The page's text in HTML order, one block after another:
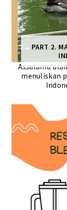
PART 2.
menuliskan